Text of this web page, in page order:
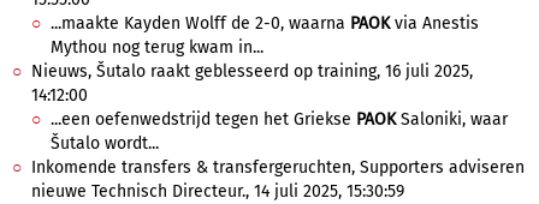
...maakte Kayden Wolff de 2-0, waarna PAOKvia Anestis
Mythou nog terug kwam in...
Nieuws, Šutalo raakt geblesseerd op training, 16 juli 2025,
14:12:00
...een oefenwedstrijd tegen het Griekse PAOKSaloniki, waar
Šutalo wordt...
Inkomende transfers & transfergeruchten, Supporters adviseren
nieuwe Technisch Directeur., 14 juli 2025, 15:30:59